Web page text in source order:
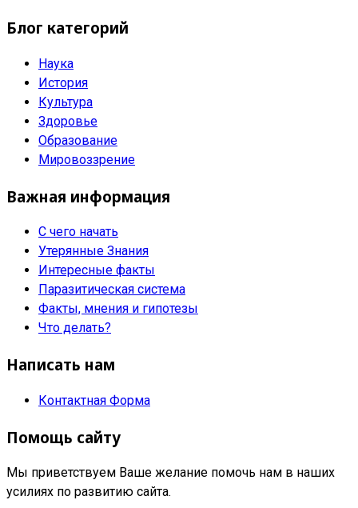
Блог категорий
Наука
История
Культура
Здоровье
Образование
Мировоззрение
Важная информация
С чего начать
Утерянные Знания
Интересные факты
Паразитическая система
Факты, мнения и гипотезы
Что делать?
Написать нам
Контактная Форма
Помощь сайту
Мы приветствуем Ваше желание помочь нам в наших
усилиях по развитию сайта.